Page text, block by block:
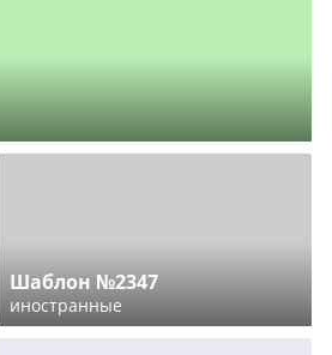
Шаблон №2347
иностранные